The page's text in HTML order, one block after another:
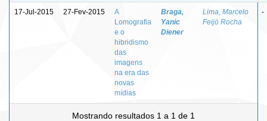
17-Jul-2015 27-Fev-2015
A
Lomografia
e o
hibridismo
das
imagens
na era das
novas
mídias
Braga,
Yanic
Diener
Lima, Marcelo
Feijó Rocha
-
Mostrando resultados 1 a 1 de 1